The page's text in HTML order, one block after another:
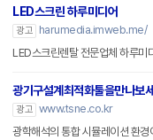
LED스크린 하루미디어
광고
harumedia.imweb.me/
LED스크린렌탈 전문업체 하루미
광기구설계최적화툴을만나보
광고 www.tsne.co.kr
광학해석의 통합 시뮬레이션 환